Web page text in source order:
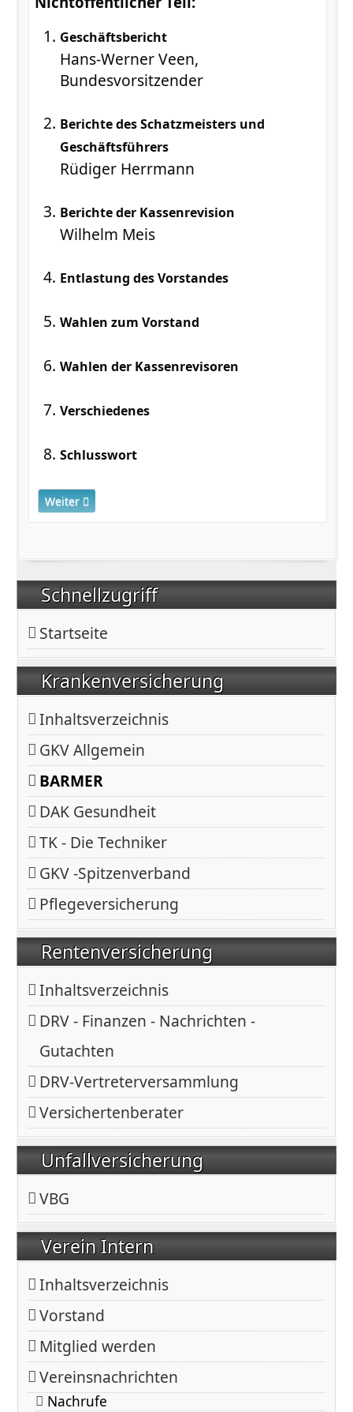
Schnellzugriff
Startseite
Krankenversicherung
Inhaltsverzeichnis
GKV Allgemein
BARMER
DAK Gesundheit
TK - Die Techniker
GKV -Spitzenverband
Pflegeversicherung
Rentenversicherung
Inhaltsverzeichnis
DRV - Finanzen - Nachrichten -
Gutachten
DRV-Vertreterversammlung
Versichertenberater
Unfallversicherung
VBG
Verein Intern
Inhaltsverzeichnis
Vorstand
Mitglied werden
Vereinsnachrichten
Nachrufe
Geschäftsbericht
Hans-Werner Veen,
Bundesvorsitzender
Berichte des Schatzmeisters und
Geschäftsführers
Rüdiger Herrmann
Berichte der Kassenrevision
Wilhelm Meis
Entlastung des Vorstandes
Wahlen zum Vorstand
Wahlen der Kassenrevisoren
Verschiedenes
Schlusswort
Nächster Beitrag: 03.09.2022 - Mitgliederversammlung in
Weiter